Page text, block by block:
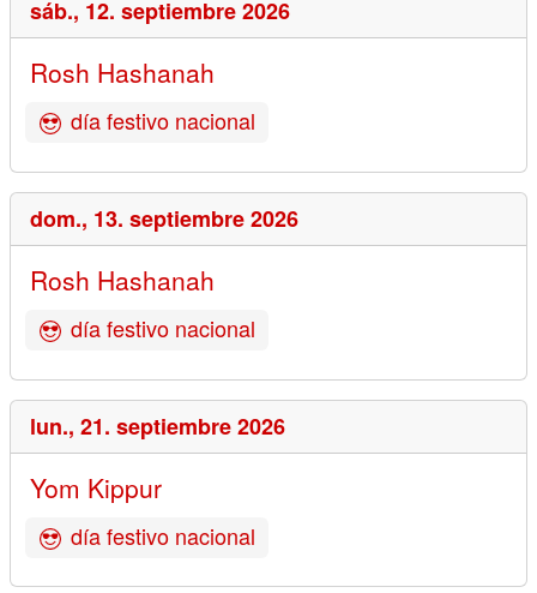
sáb., 12. septiembre 2026
Rosh Hashanah
día festivo nacional
dom., 13. septiembre 2026
Rosh Hashanah
día festivo nacional
lun., 21. septiembre 2026
Yom Kippur
día festivo nacional